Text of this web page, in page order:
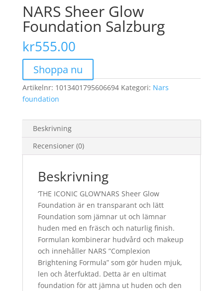
NARS Sheer Glow
Foundation Salzburg
kr555.00
Shoppa nu
Artikelnr: 1013401795606694 Kategori: Nars
foundation
Beskrivning
Recensioner (0)
Beskrivning
‘THE ICONIC GLOW’NARS Sheer Glow
Foundation är en transparant och lätt
Foundation som jämnar ut och lämnar
huden med en fräsch och naturlig finish.
Formulan kombinerar hudvård och makeup
och innehåller NARS ”Complexion
Brightening Formula” som gör huden mjuk,
len och återfuktad. Detta är en ultimat
foundation för att jämna ut huden och den